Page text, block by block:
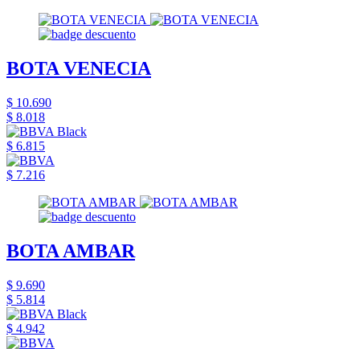
BOTA VENECIA
$ 10.690
$ 8.018
$ 6.815
$ 7.216
BOTA AMBAR
$ 9.690
$ 5.814
$ 4.942